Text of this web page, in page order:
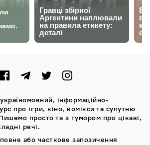
інформаційно-
про ігри, кіно, комікси та супутню
просто та з гумором про цікаві,
речі.
або часткове запозичення